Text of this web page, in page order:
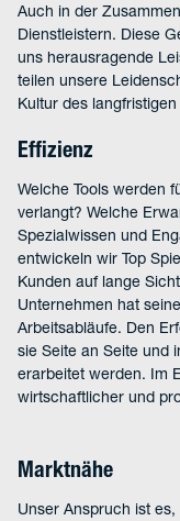
Auch in der
Dienstleistern. Diese
uns herausragende
teilen unsere
Kultur des
Effizienz
Welche Tools werden
verlangt? Welche
Spezialwissen und
entwickeln wir Top
Kunden auf lange
Unternehmen hat
Arbeitsabläufe. Den
sie Seite an Seite und
erarbeitet werden. Im
wirtschaftlicher und
Marktnähe
Unser Anspruch ist